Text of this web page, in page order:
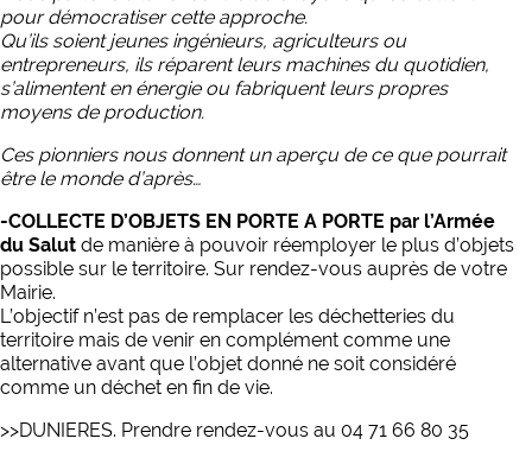
pour démocratiser cette approche.
Qu’ils soient jeunes ingénieurs, agriculteurs ou
entrepreneurs, ils réparent leurs machines du quotidien,
s’alimentent en énergie ou fabriquent leurs propres
moyens de production.
Ces pionniers nous donnent un aperçu de ce que pourrait
être le monde d’après…
-COLLECTE D’OBJETS EN PORTE A PORTE par l’Armée
du Salut de manière à pouvoir réemployer le plus d’objets
possible sur le territoire. Sur rendez-vous auprès de votre
Mairie.
L’objectif n’est pas de remplacer les déchetteries du
territoire mais de venir en complément comme une
alternative avant que l’objet donné ne soit considéré
comme un déchet en fin de vie.
>>DUNIERES. Prendre rendez-vous au 04 71 66 80 35